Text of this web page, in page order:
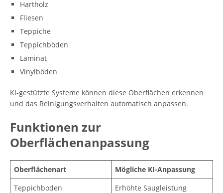
Hartholz
Fliesen
Teppiche
Teppichböden
Laminat
Vinylböden
KI-gestützte Systeme können diese Oberflächen erkennen
und das Reinigungsverhalten automatisch anpassen.
Funktionen zur
Oberflächenanpassung
Oberflächenart
Mögliche KI-Anpassung
Teppichboden
Erhöhte Saugleistung